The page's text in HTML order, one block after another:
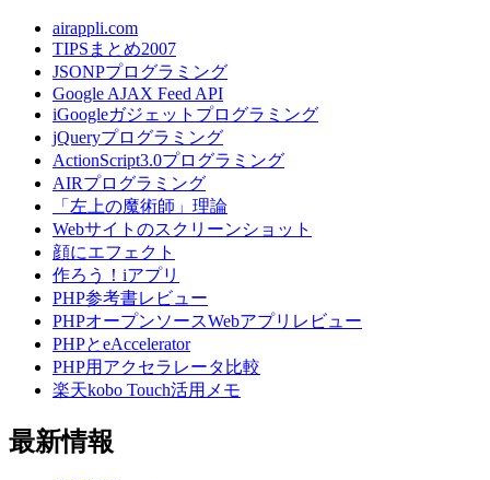
airappli.com
TIPSまとめ2007
JSONPプログラミング
Google AJAX Feed API
iGoogleガジェットプログラミング
jQueryプログラミング
ActionScript3.0プログラミング
AIRプログラミング
「左上の魔術師」理論
Webサイトのスクリーンショット
顔にエフェクト
作ろう！iアプリ
PHP参考書レビュー
PHPオープンソースWebアプリレビュー
PHPとeAccelerator
PHP用アクセラレータ比較
楽天kobo Touch活用メモ
最新情報